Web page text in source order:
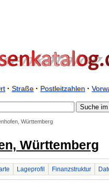
· Straße· Postleitzahlen·
Württemberg
Württemberg
Lageprofil Finanzstruktur